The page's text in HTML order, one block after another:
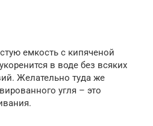
емкость с кипяченой
в воде без всяких
Желательно туда же
угля – это